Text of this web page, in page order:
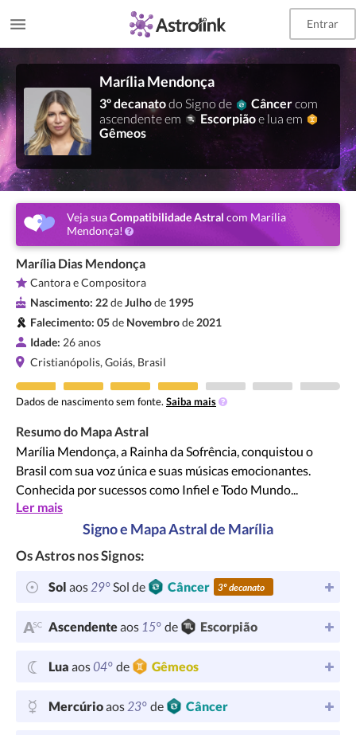
Entrar
Marília Mendonça
3º decanatodo Signo de Câncercom
ascendente em
Escorpiãoe lua em
Gêmeos
Veja suaCompatibilidade Astral com Marília
Mendonça!
Marília Dias Mendonça
Cantora e Compositora
Nascimento: 22deJulhode 1995
Falecimento: 05de Novembrode 2021
Idade: 26 anos
Cristianópolis, Goiás, Brasil
Dados de nascimento sem fonte. Saiba mais
Resumo do Mapa Astral
Marília Mendonça, a Rainha da Sofrência, conquistou o
Brasil com sua voz única e suas músicas emocionantes.
Conhecida por sucessos como Infiel e Todo Mundo...
Ler mais
Signo e Mapa Astral de Marília
Os Astros nos Signos:
Sol aos29°Sol de Câncer 3º decanato
Ascendenteaos 15° de Escorpião
Lua aos04° de Gêmeos
Mercúrioaos23° de Câncer